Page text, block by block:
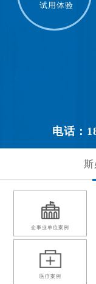
试用体验
电话：
斯
企事业单位案例
医疗案例